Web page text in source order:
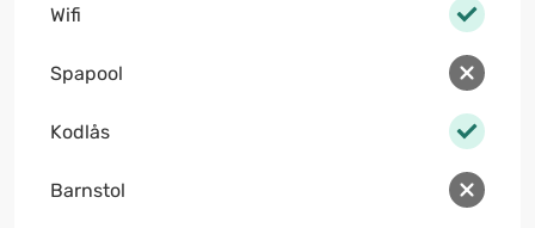
Wifi
Spapool
Kodlås
Barnstol